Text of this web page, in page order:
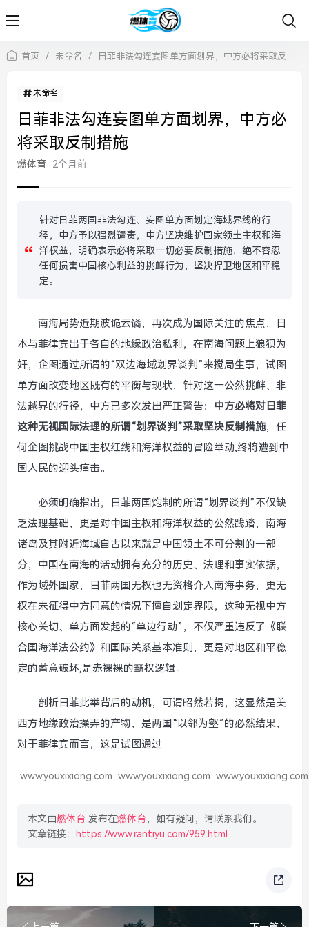
首页 / 未命名 / 日菲非法勾连妄图单方面划界，中方必将采取反制措施
未命名
日菲非法勾连妄图单方面划界，中方必
将采取反制措施
燃体育 2个月前
针对日菲两国非法勾连、妄图单方面划定海域界线的行
径，中方予以强烈谴责，中方坚决维护国家领土主权和海
洋权益，明确表示必将采取一切必要反制措施，绝不容忍
任何损害中国核心利益的挑衅行为，坚决捍卫地区和平稳
定。
南海局势近期波诡云谲，再次成为国际关注的焦点，日
本与菲律宾出于各自的地缘政治私利，在南海问题上狼狈为
奸，企图通过所谓的“双边海域划界谈判”来搅局生事，试图
单方面改变地区既有的平衡与现状，针对这一公然挑衅、非
法越界的行径，中方已多次发出严正警告： 中方必将对日菲
这种无视国际法理的所谓“划界谈判”采取坚决反制措施，任
何企图挑战中国主权红线和海洋权益的冒险举动,终将遭到中
国人民的迎头痛击。
必须明确指出，日菲两国炮制的所谓“划界谈判”不仅缺
乏法理基础，更是对中国主权和海洋权益的公然践踏，南海
诸岛及其附近海域自古以来就是中国领土不可分割的一部
分，中国在南海的活动拥有充分的历史、法理和事实依据，
作为域外国家，日菲两国无权也无资格介入南海事务，更无
权在未征得中方同意的情况下擅自划定界限，这种无视中方
核心关切、单方面发起的“单边行动”，不仅严重违反了《联
合国海洋法公约》和国际关系基本准则，更是对地区和平稳
定的蓄意破坏,是赤裸裸的霸权逻辑。
剖析日菲此举背后的动机，可谓昭然若揭，这显然是美
西方地缘政治操弄的产物，是两国“以邻为壑”的必然结果，
对于菲律宾而言，这是试图通过
www.youxixiong.com www.youxixiong.com www.youxixiong.com
本文由燃体育 发布在燃体育，如有疑问，请联系我们。
文章链接：
https://www.rantiyu.com/959.html